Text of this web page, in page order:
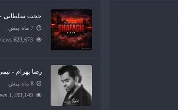
حجت سلطانی
7 ماه پیش
623,673 views
رضا بهرام -
8 ماه پیش
1,193,149 views